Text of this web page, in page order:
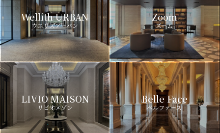
Wellith URBAN
ウエリスアーバン
Zoom
ズーム
LIVIO MAISON
リビオメゾン
Belle Face
ベルファース